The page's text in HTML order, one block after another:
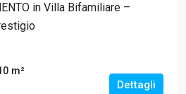
in Villa Bifamiliare –
m²
Dettagli